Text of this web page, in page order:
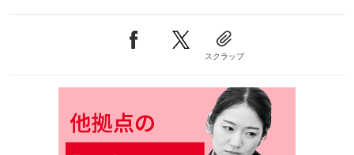
スクラップ